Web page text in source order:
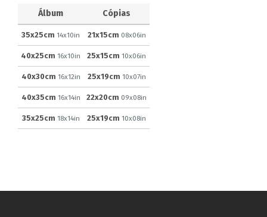
Álbum Cópias
35x25cm 14x10in 21x15cm 08x06in
40x25cm 16x10in 25x15cm 10x06in
40x30cm 16x12in 25x19cm 10x07in
40x35cm 16x14in 22x20cm 09x08in
35x25cm 18x14in 25x19cm 10x08in